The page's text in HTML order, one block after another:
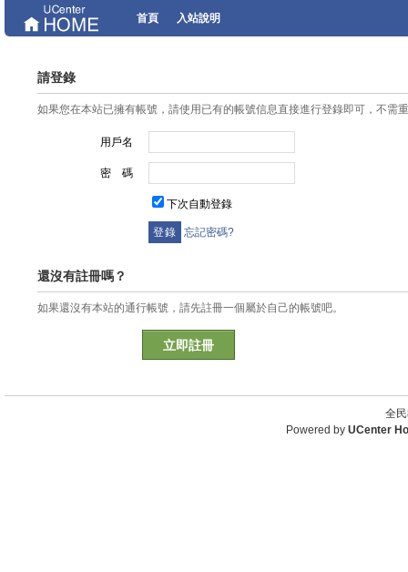
首頁 入站說明
請登錄
如果您在本站已擁有帳號，請使用已有的帳號信息直接進行登錄即可，不需
用戶名
密 碼
下次自動登錄
忘記密碼?
還沒有註冊嗎？
如果還沒有本站的通行帳號，請先註冊一個屬於自己的帳號吧。
立即註冊
全
Powered by UCenter